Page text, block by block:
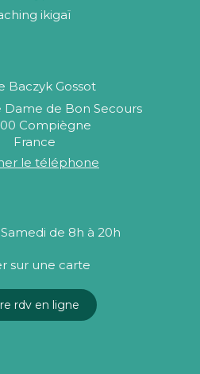
ikigaï
Baczyk Gossot
Dame de Bon Secours
Compiègne
France
le téléphone
de 8h à 20h
sur une carte
rdv en ligne